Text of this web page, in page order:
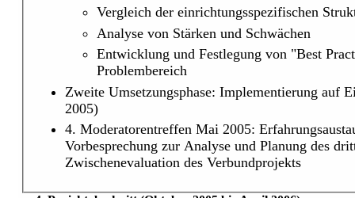
Vergleich der einrichtungsspezifischen
Analyse von Stärken und Schwächen
Entwicklung und Festlegung von "Best
Problembereich
Zweite Umsetzungsphase: Implementierung auf
2005)
4. Moderatorentreffen Mai 2005:
Vorbesprechung zur Analyse und Planung des
Zwischenevaluation des Verbundprojekts